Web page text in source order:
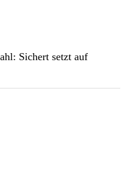
Sichert setzt auf